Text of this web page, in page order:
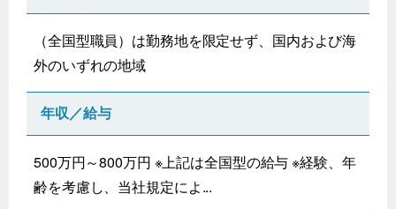
（全国型職員）は勤務地を限定せず、国内および海
外のいずれの地域
年収／給与
500万円～800万円 ※上記は全国型の給与 ※経験、年
齢を考慮し、当社規定によ...